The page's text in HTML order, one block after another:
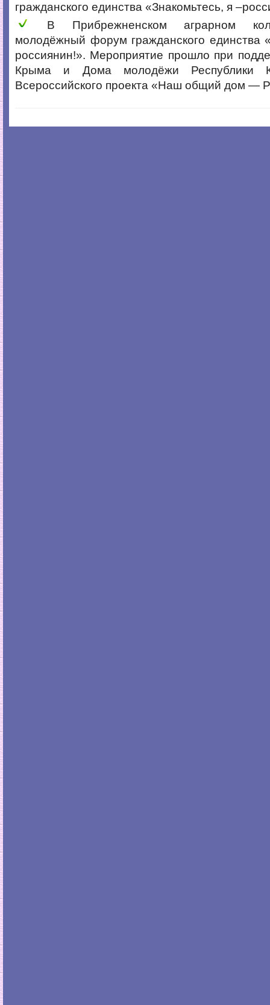
гражданского единства «Знакомьтесь, я
В Прибрежненском аграрном
молодёжный форум гражданского единства
россиянин!». Мероприятие прошло при
Крыма и Дома молодёжи Республики
Всероссийского проекта «Наш общий дом —